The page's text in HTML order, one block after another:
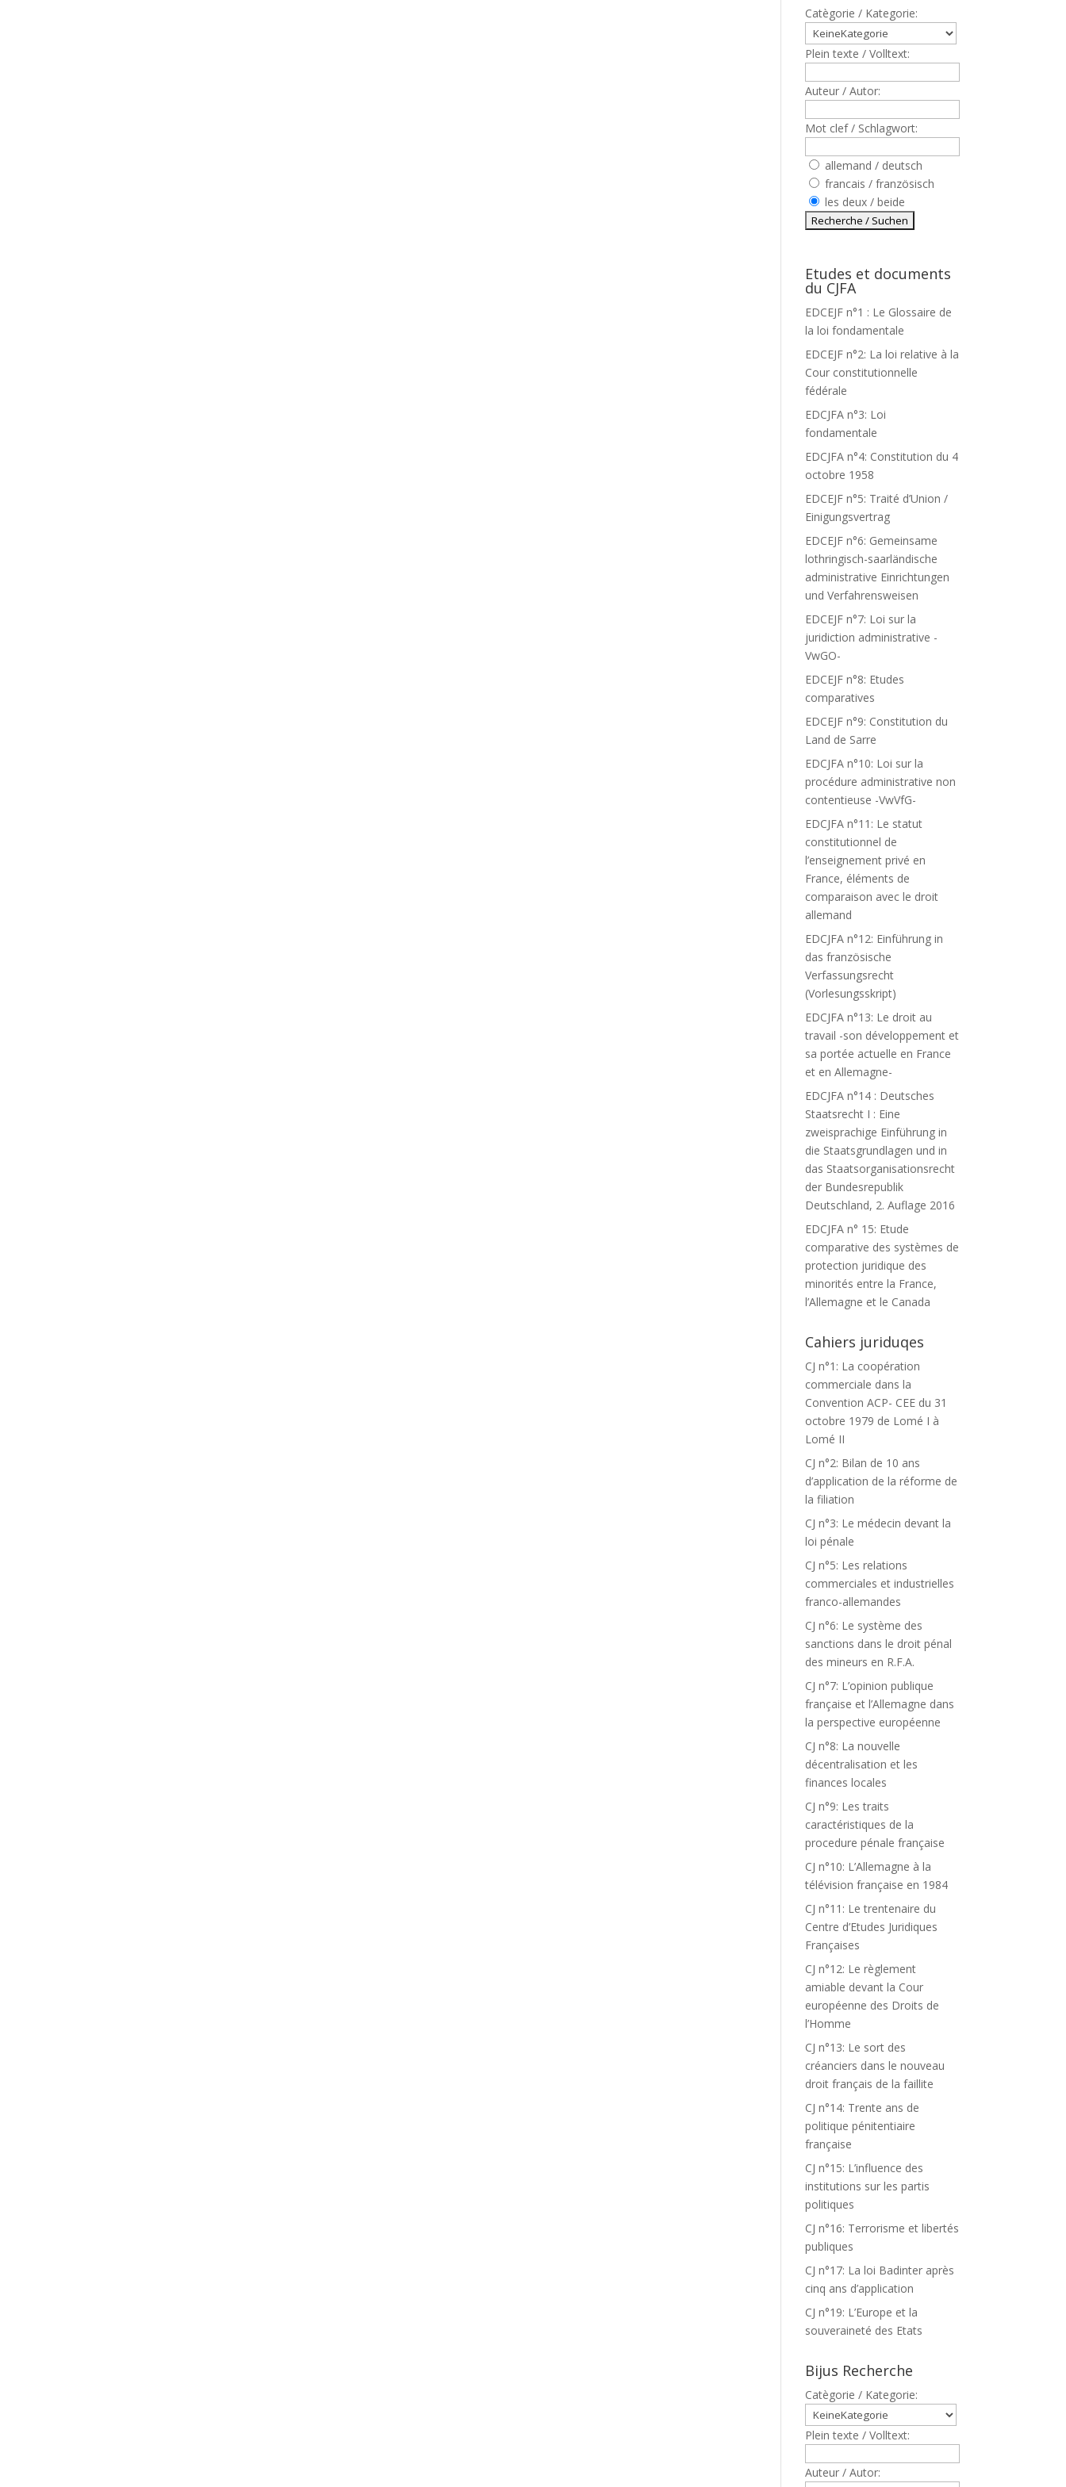
Catègorie / Kategorie:
Plein texte / Volltext:
Auteur / Autor:
Mot clef / Schlagwort:
allemand / deutsch
francais / französisch
les deux / beide
Etudes et documents
du CJFA
EDCEJF n°1 : Le Glossaire de
la loi fondamentale
EDCEJF n°2: La loi relative à la
Cour constitutionnelle
fédérale
EDCJFA n°3: Loi
fondamentale
EDCJFA n°4: Constitution du 4
octobre 1958
EDCEJF n°5: Traité d’Union /
Einigungsvertrag
EDCEJF n°6: Gemeinsame
lothringisch-saarländische
administrative Einrichtungen
und Verfahrensweisen
EDCEJF n°7: Loi sur la
juridiction administrative -
VwGO-
EDCEJF n°8: Etudes
comparatives
EDCEJF n°9: Constitution du
Land de Sarre
EDCJFA n°10: Loi sur la
procédure administrative non
contentieuse -VwVfG-
EDCJFA n°11: Le statut
constitutionnel de
l’enseignement privé en
France, éléments de
comparaison avec le droit
allemand
EDCJFA n°12: Einführung in
das französische
Verfassungsrecht
(Vorlesungsskript)
EDCJFA n°13: Le droit au
travail -son développement et
sa portée actuelle en France
et en Allemagne-
EDCJFA n°14 : Deutsches
Staatsrecht I : Eine
zweisprachige Einführung in
die Staatsgrundlagen und in
das Staatsorganisationsrecht
der Bundesrepublik
Deutschland, 2. Auflage 2016
EDCJFA n° 15: Etude
comparative des systèmes de
protection juridique des
minorités entre la France,
l’Allemagne et le Canada
Cahiers juriduqes
CJ n°1: La coopération
commerciale dans la
Convention ACP- CEE du 31
octobre 1979 de Lomé I à
Lomé II
CJ n°2: Bilan de 10 ans
d’application de la réforme de
la filiation
CJ n°3: Le médecin devant la
loi pénale
CJ n°5: Les relations
commerciales et industrielles
franco-allemandes
CJ n°6: Le système des
sanctions dans le droit pénal
des mineurs en R.F.A.
CJ n°7: L’opinion publique
française et l’Allemagne dans
la perspective européenne
CJ n°8: La nouvelle
décentralisation et les
finances locales
CJ n°9: Les traits
caractéristiques de la
procedure pénale française
CJ n°10: L’Allemagne à la
télévision française en 1984
CJ n°11: Le trentenaire du
Centre d’Etudes Juridiques
Françaises
CJ n°12: Le règlement
amiable devant la Cour
européenne des Droits de
l’Homme
CJ n°13: Le sort des
créanciers dans le nouveau
droit français de la faillite
CJ n°14: Trente ans de
politique pénitentiaire
française
CJ n°15: L’influence des
institutions sur les partis
politiques
CJ n°16: Terrorisme et libertés
publiques
CJ n°17: La loi Badinter après
cinq ans d’application
CJ n°19: L’Europe et la
souveraineté des Etats
Bijus Recherche
Catègorie / Kategorie:
Plein texte / Volltext:
Auteur / Autor: